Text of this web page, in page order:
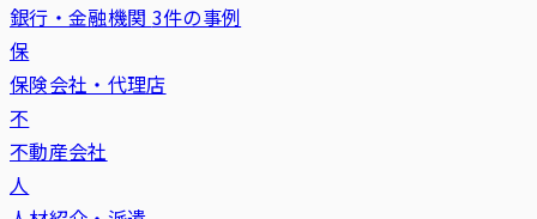
銀行・金融機関 3件の事例
保
保険会社・代理店
不
不動産会社
人